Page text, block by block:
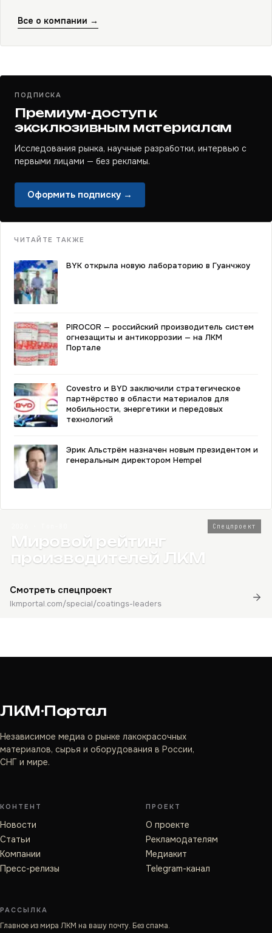
Все о компании →
ПОДПИСКА
Премиум-доступ к
эксклюзивным материалам
Исследования рынка, научные разработки, интервью с
первыми лицами — без рекламы.
Оформить подписку →
ЧИТАЙТЕ ТАКЖЕ
BYK открыла новую лабораторию в Гуанчжоу
PIROCOR — российский производитель систем
огнезащиты и антикоррозии — на ЛКМ
Портале
Covestro и BYD заключили стратегическое
партнёрство в области материалов для
мобильности, энергетики и передовых
технологий
Эрик Альстрём назначен новым президентом и
генеральным директором Hempel
Спецпроект
Мировой рейтинг
производителей ЛКМ
Смотреть спецпроект
lkmportal.com/special/coatings-leaders
ЛКМ·Портал
Независимое медиа о рынке лакокрасочных
материалов, сырья и оборудования в России,
СНГ и мире.
КОНТЕНТ
Новости
Статьи
Компании
Пресс-релизы
ПРОЕКТ
О проекте
Рекламодателям
Медиакит
Telegram-канал
РАССЫЛКА
Главное из мира ЛКМ на вашу почту. Без спама.